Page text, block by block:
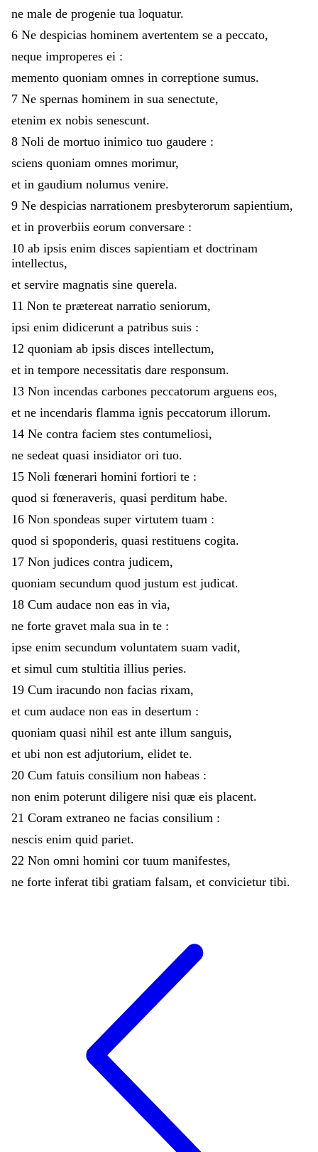
ne male de progenie tua loquatur.
6 Ne despicias hominem avertentem se a peccato,
neque improperes ei :
memento quoniam omnes in correptione sumus.
7 Ne spernas hominem in sua senectute,
etenim ex nobis senescunt.
8 Noli de mortuo inimico tuo gaudere :
sciens quoniam omnes morimur,
et in gaudium nolumus venire.
9 Ne despicias narrationem presbyterorum sapientium,
et in proverbiis eorum conversare :
10 ab ipsis enim disces sapientiam et doctrinam
intellectus,
et servire magnatis sine querela.
11 Non te prætereat narratio seniorum,
ipsi enim didicerunt a patribus suis :
12 quoniam ab ipsis disces intellectum,
et in tempore necessitatis dare responsum.
13 Non incendas carbones peccatorum arguens eos,
et ne incendaris flamma ignis peccatorum illorum.
14 Ne contra faciem stes contumeliosi,
ne sedeat quasi insidiator ori tuo.
15 Noli fœnerari homini fortiori te :
quod si fœneraveris, quasi perditum habe.
16 Non spondeas super virtutem tuam :
quod si spoponderis, quasi restituens cogita.
17 Non judices contra judicem,
quoniam secundum quod justum est judicat.
18 Cum audace non eas in via,
ne forte gravet mala sua in te :
ipse enim secundum voluntatem suam vadit,
et simul cum stultitia illius peries.
19 Cum iracundo non facias rixam,
et cum audace non eas in desertum :
quoniam quasi nihil est ante illum sanguis,
et ubi non est adjutorium, elidet te.
20 Cum fatuis consilium non habeas :
non enim poterunt diligere nisi quæ eis placent.
21 Coram extraneo ne facias consilium :
nescis enim quid pariet.
22 Non omni homini cor tuum manifestes,
ne forte inferat tibi gratiam falsam, et convicietur tibi.